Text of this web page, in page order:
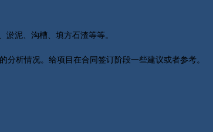
泥、沟槽、填方石渣等等。
析情况。给项目在合同签订阶段一些建议或者参考。